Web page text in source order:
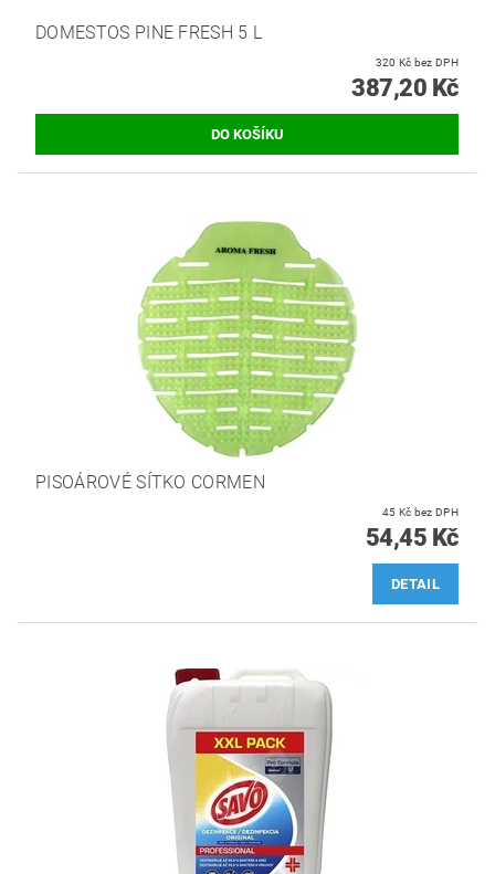
DOMESTOS PINE FRESH 5 L
320 Kč bez DPH
387,20 Kč
PISOÁROVÉ SÍTKO CORMEN
45 Kč bez DPH
54,45 Kč
DETAIL